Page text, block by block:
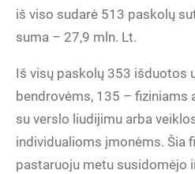
iš viso sudarė 513 paskolų
suma – 27,9 mln. Lt.
Iš visų paskolų 353 išduotos
bendrovėms, 135 – fiziniams
su verslo liudijimu arba
individualioms įmonėms. Šia
pastaruoju metu susidomėjo